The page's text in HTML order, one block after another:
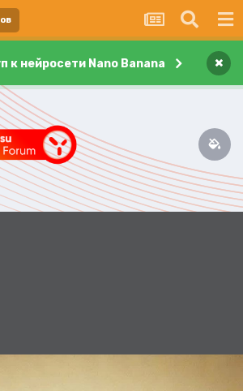
к нейросети Nano Banana ×